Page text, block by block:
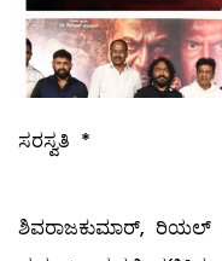
ಸರಸ್ವತಿ *
ಶಿವರಾಜಕುಮಾರ್, ರಿಯಲ್